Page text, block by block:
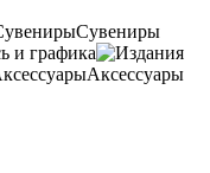
Сувениры
и графика
Аксессуары